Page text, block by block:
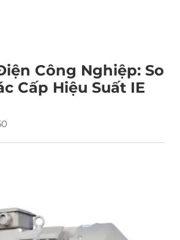
Công Nghiệp: So
Cấp Hiệu Suất IE